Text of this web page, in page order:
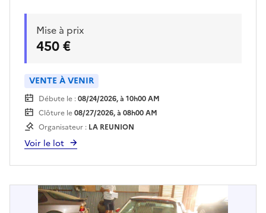
31/07/2026 de 09h00 à 10h30 Enlèvement sur
plateau à la charge exclusive de l'acquéreur, sur
rendez vous et présentation d'une pièce
d'identité. Des frais de garde seront à régler
auprès du fouriériste dès le lendemain de la
vente.
Mise à prix
450 €
VENTE À VENIR
Débute le :08/24/2026, à 10h00 AM
Clôture le08/27/2026, à 08h00 AM
Organisateur : LA REUNION
Voir le lot